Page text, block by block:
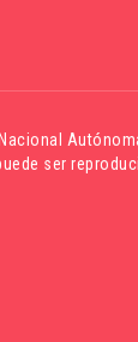
ser